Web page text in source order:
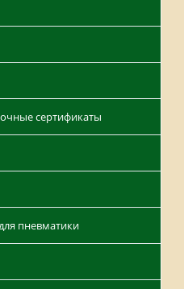
сертификаты
пневматики